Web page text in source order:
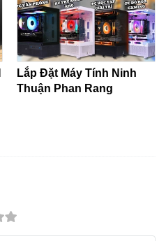
Lắp Đặt Máy Tính Ninh
Thuận Phan Rang